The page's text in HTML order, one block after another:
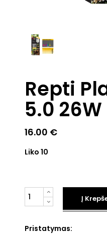
Repti
5.0 26W
16.00 €
Liko 10
Kiekis
Į
Pristatymas: